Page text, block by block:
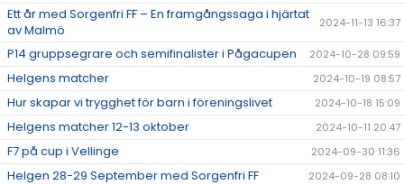
Ett år med Sorgenfri FF – En framgångssaga i hjärtat
av Malmö
2024-11-13 16:37
P14 gruppsegrare och semifinalister i Pågacupen 2024-10-28 09:59
Helgens matcher 2024-10-19 08:57
Hur skapar vi trygghet för barn i föreningslivet 2024-10-18 15:09
Helgens matcher 12-13 oktober 2024-10-11 20:47
F7 på cup i Vellinge 2024-09-30 11:36
Helgen 28-29 September med Sorgenfri FF 2024-09-28 08:10